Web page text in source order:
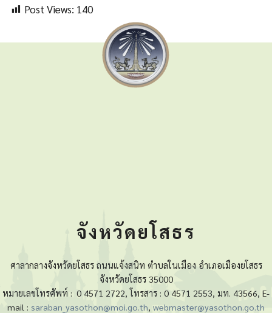
Post Views: 140
จังหวัดยโสธร
ศาลากลางจังหวัดยโสธร ถนนแจ้งสนิท ตำบลในเมือง อำเภอเมืองยโสธร
จังหวัดยโสธร 35000
หมายเลขโทรศัพท์ : 0 4571 2722, โทรสาร : 0 4571 2553, มท. 43566, E-
mail : saraban_yasothon@moi.go.th webmaster@yasothon.go.th